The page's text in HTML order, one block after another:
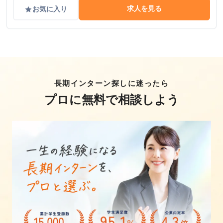
gradeお気に入り 求人を見る
長期インターン探しに迷ったら
プロに無料で相談しよう